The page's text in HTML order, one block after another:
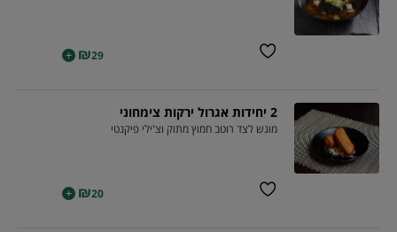
₪29
+
2 יחידות אגרול ירקות צימחוני
מוגש לצד רוטב חמוץ מתוק וצ'ילי פיקנטי
₪20
+